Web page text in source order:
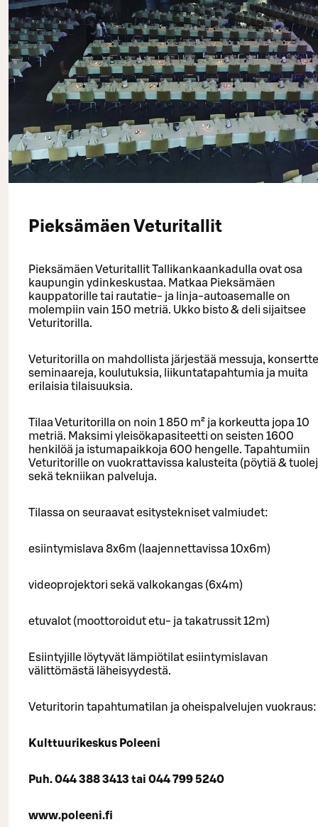
Pieksämäen Veturitallit
Pieksämäen Veturitallit Tallikankaankadulla ovat osa
kaupungin ydinkeskustaa. Matkaa Pieksämäen
kauppatorille tai rautatie- ja linja-autoasemalle on
molempiin vain 150 metriä. Ukko bisto & deli sijaitsee
Veturitorilla.
Veturitorilla on mahdollista järjestää messuja,
seminaareja, koulutuksia, liikuntatapahtumia ja muita
erilaisia tilaisuuksia.
Tilaa Veturitorilla on noin 1 850 m² ja korkeutta jopa 10
metriä. Maksimi yleisökapasiteetti on seisten 1600
henkilöä ja istumapaikkoja 600 hengelle. Tapahtumiin
Veturitorille on vuokrattavissa kalusteita (pöytiä &
sekä tekniikan palveluja.
Tilassa on seuraavat esitystekniset valmiudet:
esiintymislava 8x6m (laajennettavissa 10x6m)
videoprojektori sekä valkokangas (6x4m)
etuvalot (moottoroidut etu- ja takatrussit 12m)
Esiintyjille löytyvät lämpiötilat esiintymislavan
välittömästä läheisyydestä.
Veturitorin tapahtumatilan ja oheispalvelujen vuokraus:
Kulttuurikeskus Poleeni
Puh. 044 388 3413 tai 044 799 5240
www.poleeni.fi